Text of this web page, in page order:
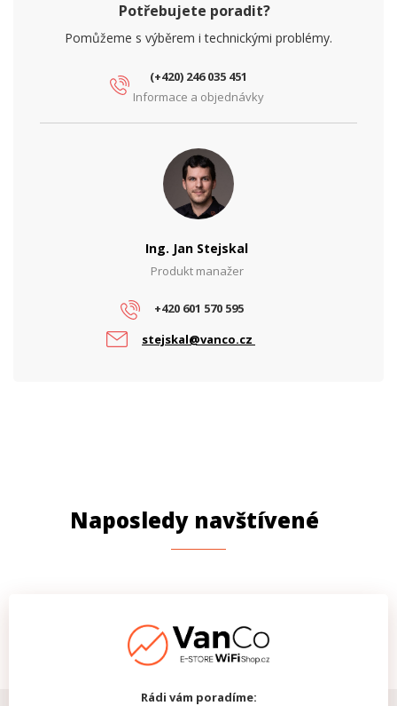
PARAMETRY ETHERNET
4
10/100/1000/2500
Potřebujete poradit?
Pomůžeme s výběrem i technickými problémy.
(+420) 246 035 451
Informace a objednávky
Ing. Jan Stejskal
Produkt manažer
+420 601 570 595
stejskal@vanco.cz
Naposledy navštívené
Rádi vám poradíme: